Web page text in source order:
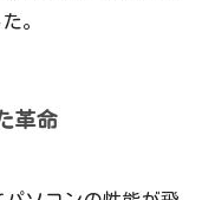
。
革命